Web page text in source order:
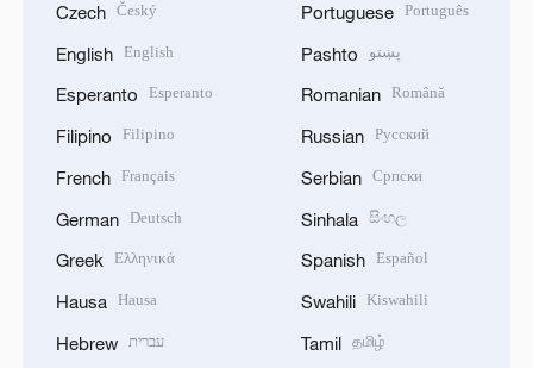
Czech Český
English English
Esperanto Esperanto
Filipino Filipino
French Français
German Deutsch
Greek Ελληνικά
Hausa Hausa
Hebrew עברית
Portuguese Português
Pashto پښتو
Romanian Română
Russian Русский
Serbian Српски
Sinhala සිංහල
Spanish Español
Swahili Kiswahili
Tamil தமிழ்